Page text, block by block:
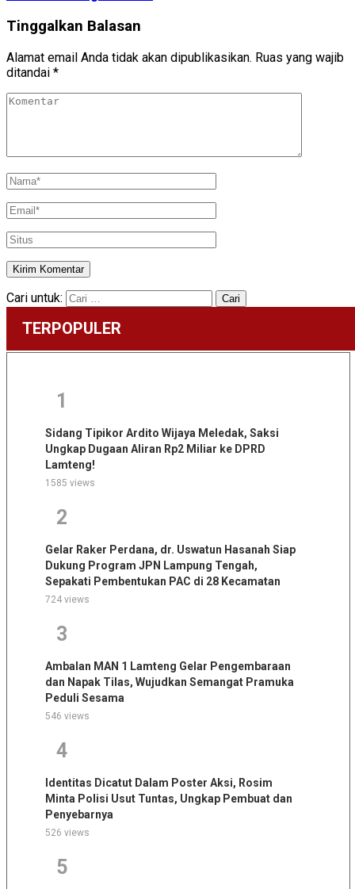
Tinggalkan Balasan
Alamat email Anda tidak akan dipublikasikan. Ruas yang wajib
ditandai *
Cari untuk:
TERPOPULER
1
Sidang Tipikor Ardito Wijaya Meledak, Saksi
Ungkap Dugaan Aliran Rp2 Miliar ke DPRD
Lamteng!
1585 views
2
Gelar Raker Perdana, dr. Uswatun Hasanah Siap
Dukung Program JPN Lampung Tengah,
Sepakati Pembentukan PAC di 28 Kecamatan
724 views
3
Ambalan MAN 1 Lamteng Gelar Pengembaraan
dan Napak Tilas, Wujudkan Semangat Pramuka
Peduli Sesama
546 views
4
Identitas Dicatut Dalam Poster Aksi, Rosim
Minta Polisi Usut Tuntas, Ungkap Pembuat dan
Penyebarnya
526 views
5